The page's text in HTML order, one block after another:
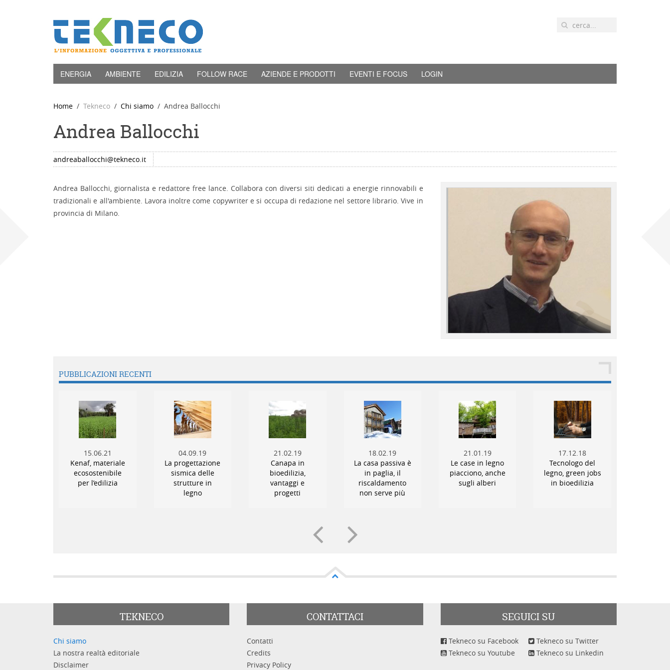
ENERGIA AMBIENTE EDILIZIA FOLLOW RACE AZIENDE E PRODOTTI EVENTI E FOCUS LOGIN
Home Tekneco Chi siamo Andrea Ballocchi
Andrea Ballocchi
andreaballocchi@tekneco.it
Andrea Ballocchi, giornalista e redattore free lance. Collabora con diversi siti dedicati a energie rinnovabili e
tradizionali e all'ambiente. Lavora inoltre come copywriter e si occupa di redazione nel settore librario. Vive in
provincia di Milano.
PUBBLICAZIONI RECENTI
15.06.21
Kenaf, materiale
ecosostenibile
per l’edilizia
04.09.19
La progettazione
sismica delle
strutture in
legno
21.02.19
Canapa in
bioedilizia,
vantaggi e
progetti
18.02.19
La casa passiva è
in paglia, il
riscaldamento
non serve più
21.01.19
Le case in legno
piacciono, anche
sugli alberi
17.12.18
Tecnologo del
legno, green jobs
in bioedilizia
TEKNECO
Chi siamo
La nostra realtà editoriale
Disclaimer
CONTATTACI
Contatti
Credits
Privacy Policy
SEGUICI SU
Tekneco su Facebook
Tekneco su Twitter
Tekneco su Youtube
Tekneco su Linkedin